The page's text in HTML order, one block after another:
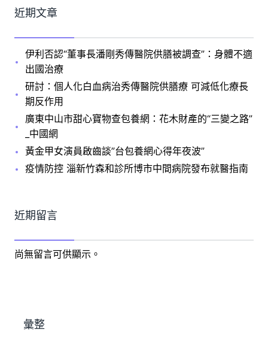
近期文章
伊利否認“董事長潘剛秀傳醫院供膳被調查”：身體不適
出國治療
研討：個人化白血病治秀傳醫院供膳療 可減低化療長
期反作用
廣東中山市甜心寶物查包養網：花木財產的“三變之路”
_中國網
黃金甲女演員啟齒談”台包養網心得年夜波”
疫情防控 淄新竹森和診所博市中間病院發布就醫指南
近期留言
尚無留言可供顯示。
彙整